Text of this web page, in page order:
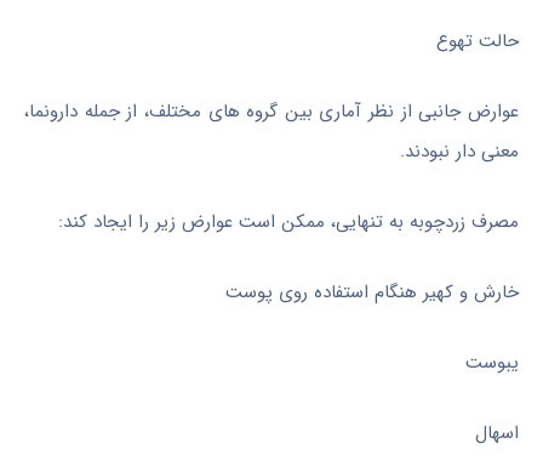
حالت تهوع
عوارض جانبی از نظر آماری بین گروه های مختلف، از جمله دارونما،
معنی دار نبودند.
مصرف زردچوبه به تنهایی، ممکن است عوارض زیر را ایجاد کند:
خارش و کهیر هنگام استفاده روی پوست
یبوست
اسهال